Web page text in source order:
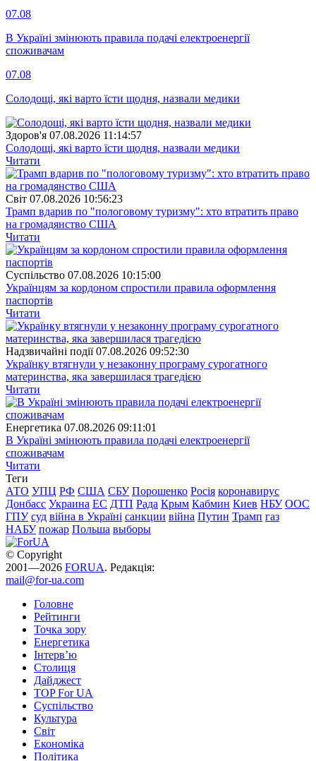
07.08
В Україні змінюють правила подачі електроенергії
споживачам
07.08
Солодощі, які варто їсти щодня, назвали медики
Здоров'я 07.08.2026 11:14:57
Солодощі, які варто їсти щодня, назвали медики
Читати
Свiт 07.08.2026 10:56:23
Трамп вдарив по "пологовому туризму": хто втратить право
на громадянство США
Читати
Суспiльство 07.08.2026 10:15:00
Українцям за кордоном спростили правила оформлення
паспортів
Читати
Надзвичайні події 07.08.2026 09:52:30
Українку втягнули у незаконну програму сурогатного
материнства, яка завершилася трагедією
Читати
Енергетика 07.08.2026 09:11:01
В Україні змінюють правила подачі електроенергії
споживачам
Читати
Теги
АТО УПЦ РФ США СБУ Порошенко Росія коронавирус
Донбасс Украина ЕС ДТП Рада Крым Кабмин Киев НБУ ООС
ГПУ суд війна в Україні санкции війна Путин Трамп газ
НАБУ пожар Польша выборы
© Copyright
2001—2026 FORUA. Редакція:
mail@for-ua.com
Головне
Рейтинги
Точка зору
Енергетика
Інтерв’ю
Столиця
Дайджест
TOP For UA
Суспiльство
Культура
Світ
Економіка
Політика